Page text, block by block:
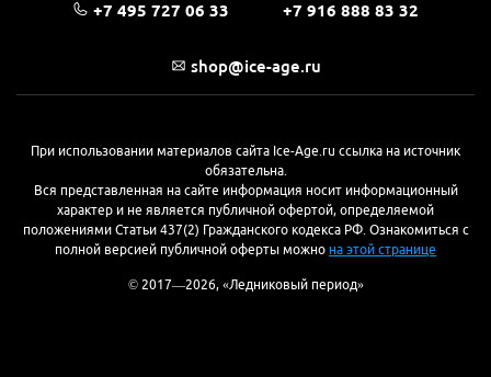
+7 495 727 06 33 +7 916 888 83 32
shop@ice-age.ru
При использовании материалов сайта Ice-Age.ru ссылка на источник
обязательна.
Вся представленная на сайте информация носит информационный
характер и не является публичной офертой, определяемой
положениями Статьи 437(2) Гражданского кодекса РФ. Ознакомиться с
полной версией публичной оферты можно на этой странице
© 2017—2026, «Ледниковый период»